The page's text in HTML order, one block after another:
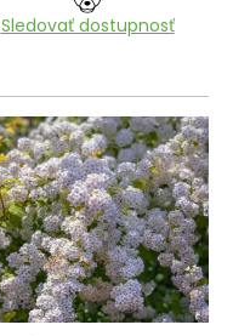
Sledovať dostupnosť